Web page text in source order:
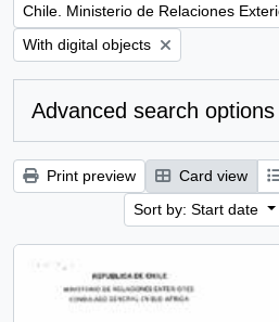
Remove filter:
Chile. Ministerio de Relaciones
Remove filter:
With digital objects
Advanced search options
Print preview Card view
Sort by: Start date